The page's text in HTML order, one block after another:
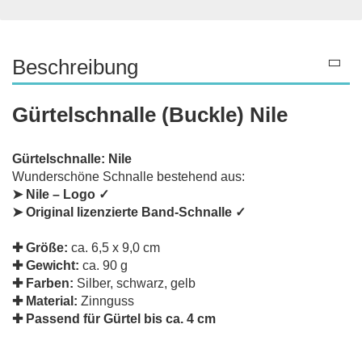
Beschreibung
Gürtelschnalle (Buckle) Nile
Gürtelschnalle: Nile
Wunderschöne Schnalle bestehend aus:
➤ Nile – Logo ✓
➤ Original lizenzierte Band-Schnalle ✓
✚ Größe: ca. 6,5 x 9,0 cm
✚ Gewicht: ca. 90 g
✚ Farben: Silber, schwarz, gelb
✚ Material: Zinnguss
✚ Passend für Gürtel bis ca. 4 cm